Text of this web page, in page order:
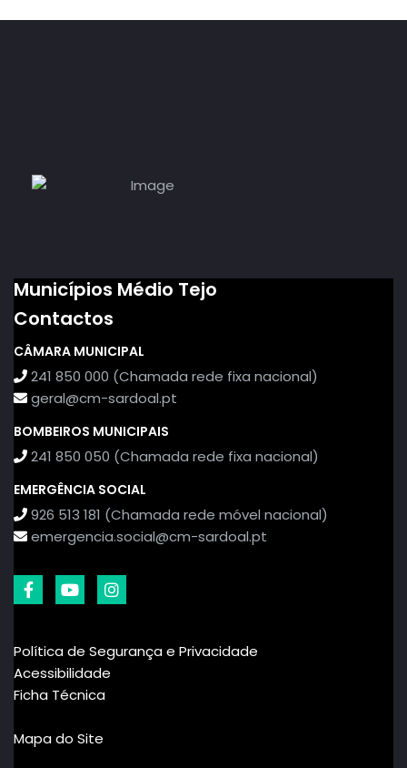
Municípios Médio Tejo
Contactos
CÂMARA MUNICIPAL
241 850 000 (Chamada rede fixa nacional)
geral@cm-sardoal.pt
BOMBEIROS MUNICIPAIS
241 850 050 (Chamada rede fixa nacional)
EMERGÊNCIA SOCIAL
926 513 181 (Chamada rede móvel nacional)
emergencia.social@cm-sardoal.pt
Política de Segurança e Privacidade
Acessibilidade
Ficha Técnica
Mapa do Site